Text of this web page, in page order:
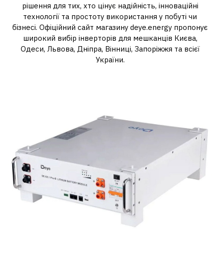
рішення для тих, хто цінує надійність, інноваційні
технології та простоту використання у побуті чи
бізнесі. Офіційний сайт магазину deye.energy пропонує
широкий вибір інверторів для мешканців Києва,
Одеси, Львова, Дніпра, Вінниці, Запоріжжя та всієї
України.